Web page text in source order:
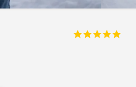
5.0